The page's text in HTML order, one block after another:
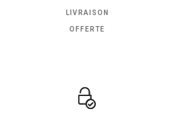
LIVRAISON
OFFERTE